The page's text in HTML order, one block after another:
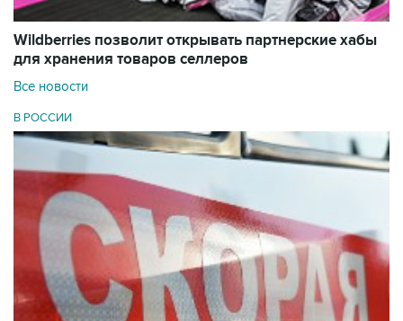
Wildberries позволит открывать партнерские хабы
для хранения товаров селлеров
Все новости
В РОССИИ